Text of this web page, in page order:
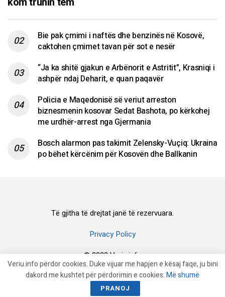
Bie pak çmimi i naftës dhe benzinës në Kosovë,
caktohen çmimet tavan për sot e nesër
“Ja ka shitë gjakun e Arbënorit e Astritit”, Krasniqi i
ashpër ndaj Deharit, e quan paqavër
Policia e Maqedonisë së veriut arreston
biznesmenin kosovar Sedat Bashota, po kërkohej
me urdhër-arrest nga Gjermania
Bosch alarmon pas takimit Zelensky-Vuçiq: Ukraina
po bëhet kërcënim për Kosovën dhe Ballkanin
Të gjitha të drejtat janë të rezervuara.
Privacy Policy
© 2023 Veriu.info
Veriu.info përdor cookies. Duke vijuar me hapjen e kësaj faqe, ju bini
dakord me kushtet për përdorimin e cookies.Më shumë
PRANOJ